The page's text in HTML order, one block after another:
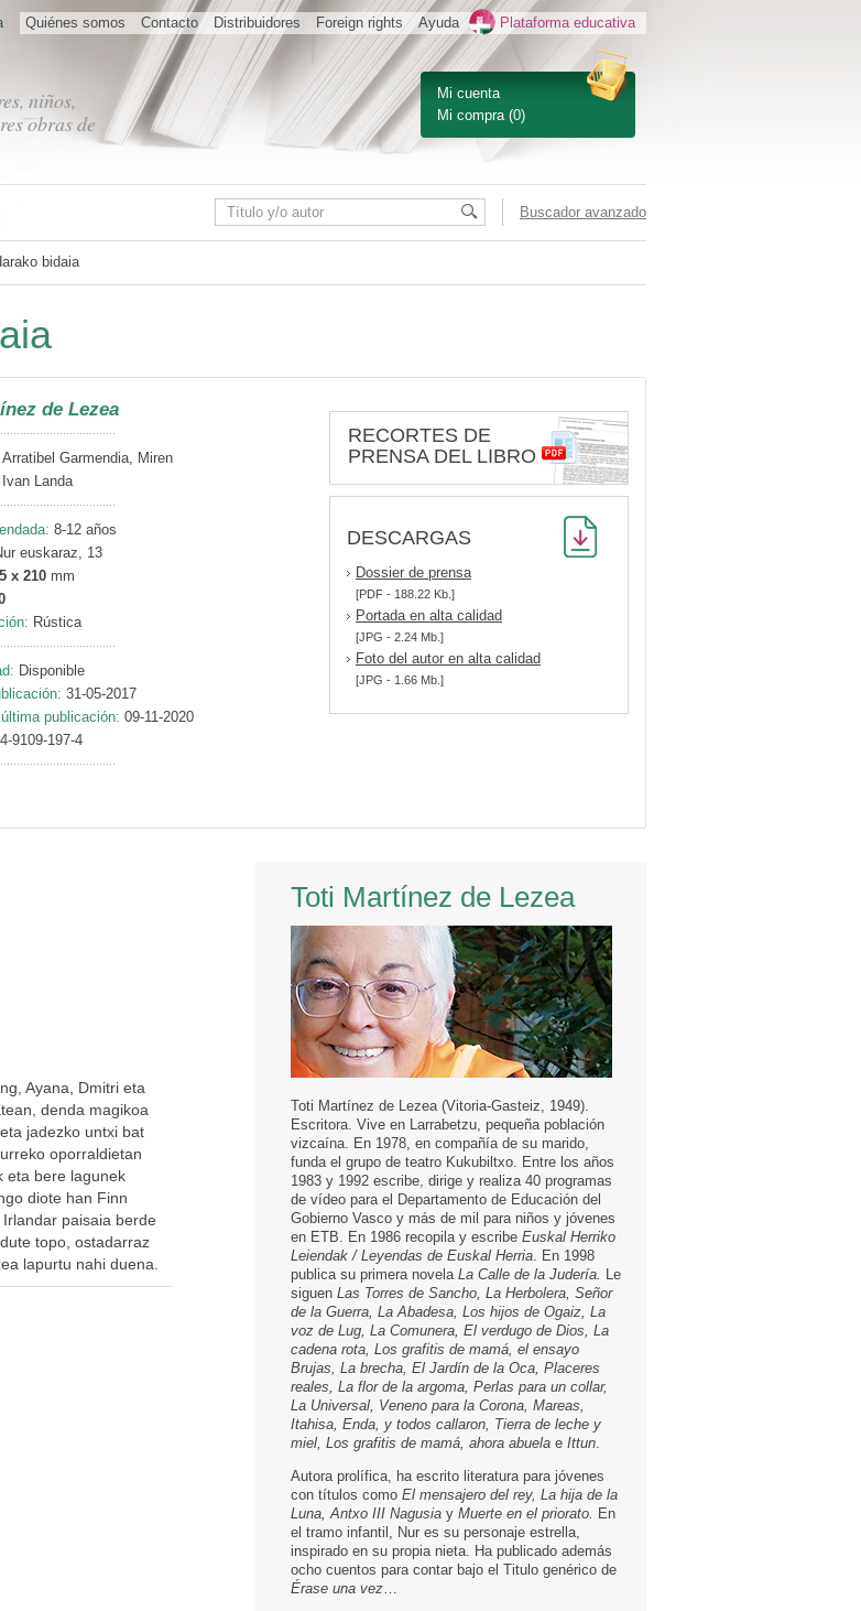
Mi cuenta
Mi compra (0)
niños,
obras de
Quiénes somos Contacto Distribuidores Foreign rights Ayuda Plataforma educativa
Buscador avanzado
bidaia
de Lezea
Arratibel Garmendia, Miren
Ivan Landa
8-12 años
euskaraz, 13
x 210 mm
Rústica
Disponible
31-05-2017
publicación: 09-11-2020
9109-197-4
RECORTES DE
PRENSA DEL LIBRO
DESCARGAS
Dossier de prensa
[PDF - 188.22 Kb.]
Portada en alta calidad
[JPG - 2.24 Mb.]
Foto del autor en alta calidad
[JPG - 1.66 Mb.]
Ayana, Dmitri eta
denda magikoa
jadezko untxi bat
oporraldietan
eta bere lagunek
diote han Finn
paisaia berde
topo, ostadarraz
lapurtu nahi duena.
Toti Martínez de Lezea
Toti Martínez de Lezea (Vitoria-Gasteiz, 1949).
Escritora. Vive en Larrabetzu, pequeña población
vizcaína. En 1978, en compañía de su marido,
funda el grupo de teatro Kukubiltxo. Entre los años
1983 y 1992 escribe, dirige y realiza 40 programas
de vídeo para el Departamento de Educación del
Gobierno Vasco y más de mil para niños y jóvenes
en ETB. En 1986 recopila y escribe Euskal Herriko
Leiendak / Leyendas de Euskal Herria . En 1998
publica su primera novela La Calle de la Judería. Le
siguen Las Torres de Sancho, La Herbolera, Señor
de la Guerra, La Abadesa, Los hijos de Ogaiz, La
voz de Lug, La Comunera, El verdugo de Dios, La
cadena rota, Los grafitis de mamá, el ensayo
Brujas, La brecha, El Jardín de la Oca, Placeres
reales, La flor de la argoma, Perlas para un collar,
La Universal, Veneno para la Corona, Mareas,
Itahisa, Enda, y todos callaron, Tierra de leche y
miel, Los grafitis de mamá, ahora abuela e Ittun
Autora prolífica, ha escrito literatura para jóvenes
con títulos como El mensajero del rey, La hija de la
Luna, Antxo III Nagusia y Muerte en el priorato. En
el tramo infantil, Nur es su personaje estrella,
inspirado en su propia nieta. Ha publicado además
ocho cuentos para contar bajo el Titulo genérico de
Érase una vez